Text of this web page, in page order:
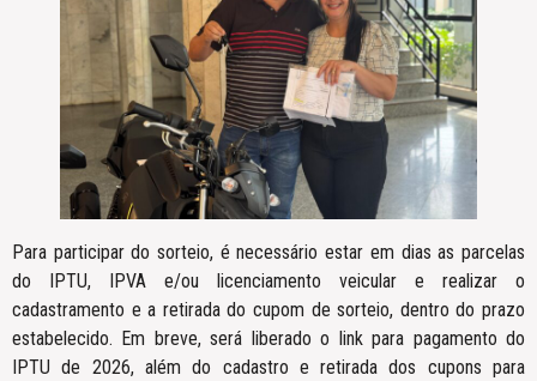
Para participar do sorteio, é necessário estar em dias as parcelas
do IPTU, IPVA e/ou licenciamento veicular e realizar o
cadastramento e a retirada do cupom de sorteio, dentro do prazo
estabelecido. Em breve, será liberado o link para pagamento do
IPTU de 2026, além do cadastro e retirada dos cupons para